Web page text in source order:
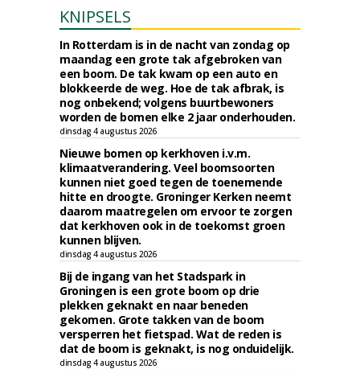
KNIPSELS
In Rotterdam is in de nacht van zondag op
maandag een grote tak afgebroken van
een boom. De tak kwam op een auto en
blokkeerde de weg. Hoe de tak afbrak, is
nog onbekend; volgens buurtbewoners
worden de bomen elke 2 jaar onderhouden.
dinsdag 4 augustus 2026
Nieuwe bomen op kerkhoven i.v.m.
klimaatverandering. Veel boomsoorten
kunnen niet goed tegen de toenemende
hitte en droogte. Groninger Kerken neemt
daarom maatregelen om ervoor te zorgen
dat kerkhoven ook in de toekomst groen
kunnen blijven.
dinsdag 4 augustus 2026
Bij de ingang van het Stadspark in
Groningen is een grote boom op drie
plekken geknakt en naar beneden
gekomen. Grote takken van de boom
versperren het fietspad. Wat de reden is
dat de boom is geknakt, is nog onduidelijk.
dinsdag 4 augustus 2026